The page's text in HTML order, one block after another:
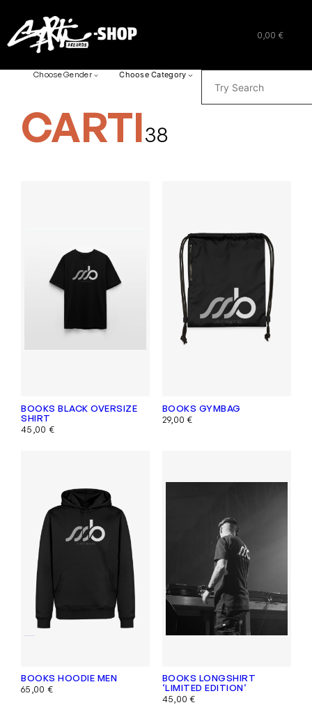
0,00 €
Choose Gender Choose Category
CARTI38
BOOKS BLACK OVERSIZE
SHIRT
45,00 €
BOOKS GYMBAG
29,00€
BOOKS HOODIE MEN
65,00 €
BOOKS LONGSHIRT
‘LIMITED EDITION‘
45,00€